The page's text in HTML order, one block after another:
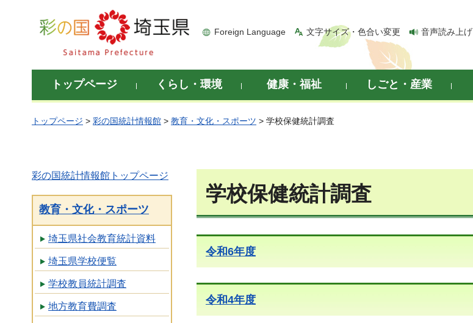
彩の国 埼玉県
Foreign Language 文字サイズ・色合い変更 音声読み上げ
トップページ くらし・環境 健康・福祉 しごと・産業
トップページ > 彩の国統計情報館 > 教育・文化・スポーツ > 学校保健統計調査
彩の国統計情報館トップページ
教育・文化・スポーツ
埼玉県社会教育統計資料
埼玉県学校便覧
学校教員統計調査
地方教育費調査
学校保健統計調査
令和6年度
令和4年度